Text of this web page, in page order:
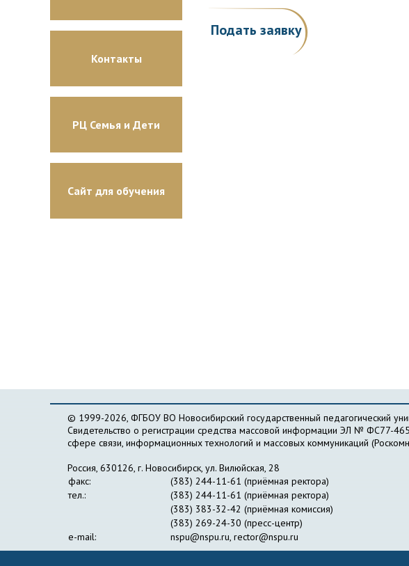
Контакты
РЦ Семья и Дети
Сайт для обучения
Подать заявку
© 1999-2026, ФГБОУ ВО Новосибирский государственный педагогический
Свидетельство о регистрации средства массовой информации ЭЛ № ФС77-
сфере связи, информационных технологий и массовых коммуникаций
Россия, 630126, г. Новосибирск, ул. Вилюйская, 28
факс:
(383) 244-11-61 (приёмная ректора)
тел.:
(383) 244-11-61 (приёмная ректора)
(383) 383-32-42 (приёмная комиссия)
(383) 269-24-30 (пресс-центр)
e-mail:
nspu@nspu.ru, rector@nspu.ru